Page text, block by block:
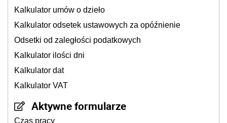
Kalkulator umów o dzieło
Kalkulator odsetek ustawowych za opóźnienie
Odsetki od zaległości podatkowych
Kalkulator ilości dni
Kalkulator dat
Kalkulator VAT
Aktywne formularze
Czas pracy